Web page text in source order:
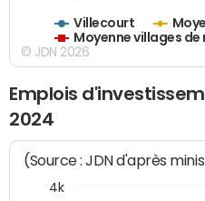
Villecourt
Moyenne villages
© JDN 2026
Emplois
2024
(Source : JDN d'après
4k